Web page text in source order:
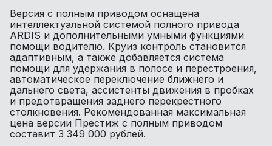
Версия с полным приводом оснащена
интеллектуальной системой полного привода
ARDIS и дополнительными умными функциями
помощи водителю. Круиз контроль становится
адаптивным, а также добавляется система
помощи для удержания в полосе и перестроения,
автоматическое переключение ближнего и
дальнего света, ассистенты движения в пробках
и предотвращения заднего перекрестного
столкновения. Рекомендованная максимальная
цена версии Престиж с полным приводом
составит 3 349 000 рублей.